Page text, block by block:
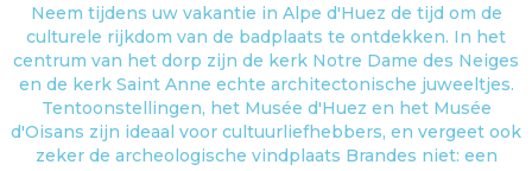
Neem tijdens uw vakantie in Alpe d'Huez de tijd om de
culturele rijkdom van de badplaats te ontdekken. In het
centrum van het dorp zijn de kerk Notre Dame des Neiges
en de kerk Saint Anne echte architectonische juweeltjes.
Tentoonstellingen, het Musée d'Huez en het Musée
d'Oisans zijn ideaal voor cultuurliefhebbers, en vergeet ook
zeker de archeologische vindplaats Brandes niet: een